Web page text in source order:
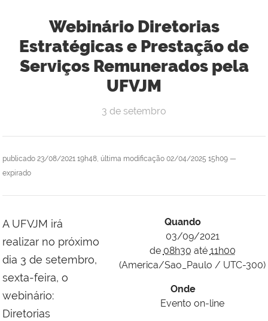
Webinário Diretorias
Estratégicas e Prestação de
Serviços Remunerados pela
UFVJM
publicado 23/08/2021 19h48, última modificação 02/04/2025 15h09 —
expirado
3 de setembro
Quando
03/09/2021
de 08h30 até 11h00
(America/Sao_Paulo / UTC-300)
Onde
Evento on-line
A UFVJM irá
realizar no próximo
dia 3 de setembro,
sexta-feira, o
webinário:
Diretorias